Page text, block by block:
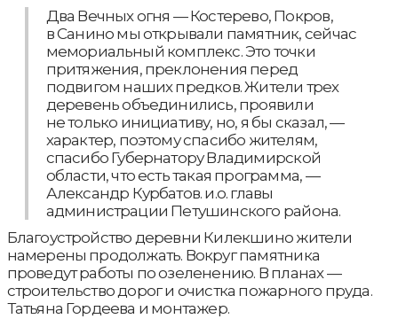
Два Вечных огня — Костерево, Покров,
в Санино мы открывали памятник, сейчас
мемориальный комплекс. Это точки
притяжения, преклонения перед
подвигом наших предков. Жители трех
деревень объединились, проявили
не только инициативу, но, я бы сказал, —
характер, поэтому спасибо жителям,
спасибо Губернатору Владимирской
области, что есть такая программа, —
Александр Курбатов. и.о. главы
администрации Петушинского района.
Благоустройство деревни Килекшино жители
намерены продолжать. Вокруг памятника
проведут работы по озеленению. В планах —
строительство дорог и очистка пожарного пруда.
Татьяна Гордеева и монтажер.